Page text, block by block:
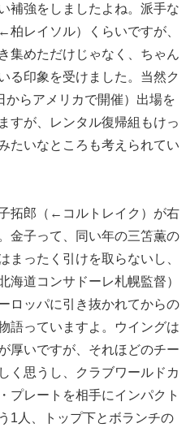
補強をしましたよね。派手な
レイソル）くらいですが、
集めただけじゃなく、ちゃん
る印象を受けました。当然ク
からアメリカで開催）出場を
すが、レンタル復帰組もけっ
たいなところも考えられてい
拓郎（←コルトレイク）が右
金子って、同い年の三笘薫の
まったく引けを取らないし、
海道コンサドーレ札幌監督）
ロッパに引き抜かれてからの
語っていますよ。ウイングは
厚いですが、それほどのチー
く思うし、クラブワールドカ
プレートを相手にインパクト
1人、トップ下とボランチの